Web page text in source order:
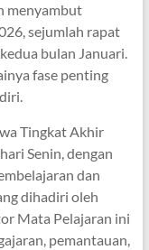
menyambut
sejumlah rapat
bulan Januari.
fase penting
Tingkat Akhir
Senin, dengan
dan
dihadiri oleh
Mata Pelajaran ini
pemantauan,